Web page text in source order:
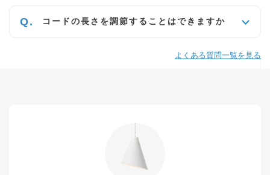
コードの長さを調節することはできますか
よくある質問一覧を見る